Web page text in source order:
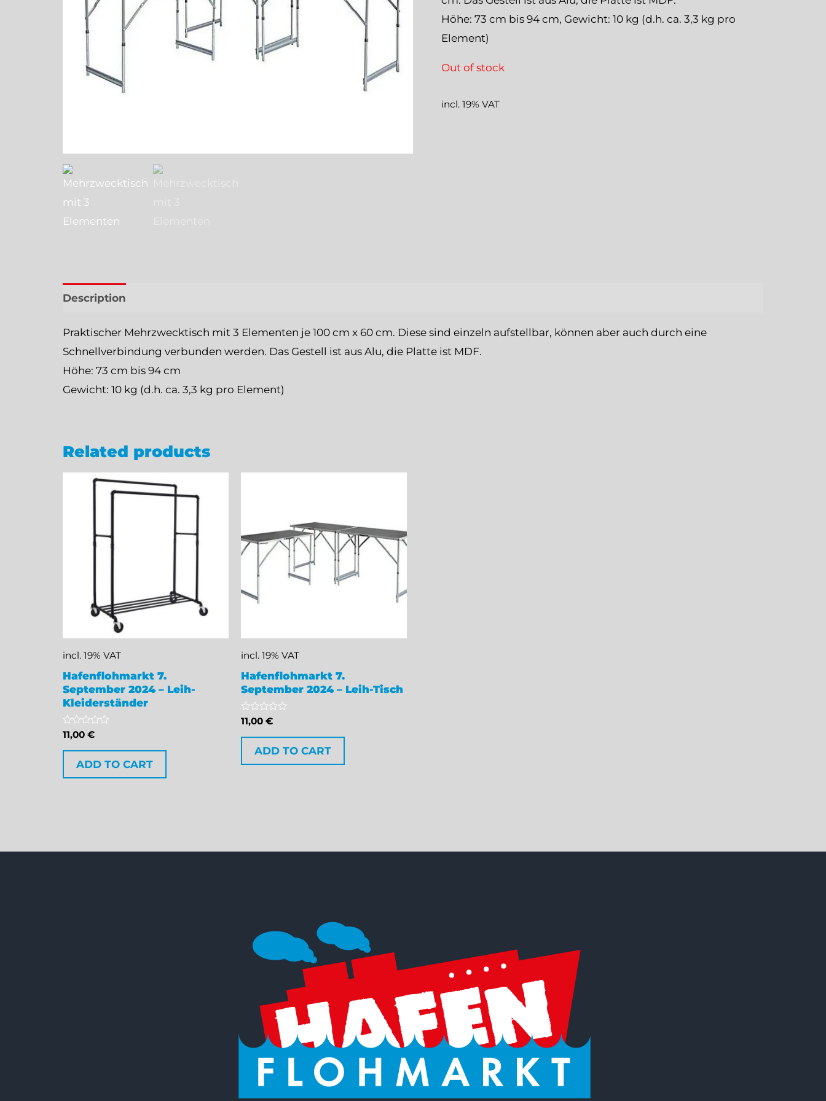
Höhe: 73 cm bis 94 cm, Gewicht: 10 kg (d.h. ca. 3,3 kg pro
Element)
Out of stock
incl. 19% VAT
Description
Praktischer Mehrzwecktisch mit 3 Elementen je 100 cm x 60 cm. Diese sind einzeln aufstellbar, können aber auch durch eine
Schnellverbindung verbunden werden. Das Gestell ist aus Alu, die Platte ist MDF.
Höhe: 73 cm bis 94 cm
Gewicht: 10 kg (d.h. ca. 3,3 kg pro Element)
Related products
incl. 19% VAT
Hafenflohmarkt 7.
September 2024 – Leih-
Kleiderständer
Rated
out
11,00 €
ADD TO CART
incl. 19% VAT
Hafenflohmarkt 7.
September 2024 – Leih-Tisch
Rated
out
11,00 €
ADD TO CART